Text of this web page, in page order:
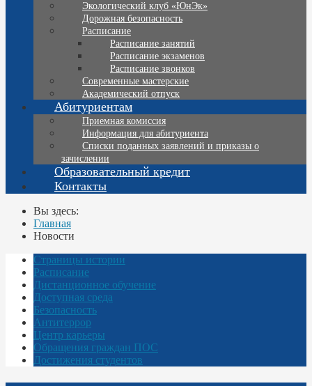
Экологический клуб «ЮнЭк»
Дорожная безопасность
Расписание
Расписание занятий
Расписание экзаменов
Расписание звонков
Современные мастерские
Академический отпуск
Абитуриентам
Приемная комиссия
Информация для абитуриента
Списки поданных заявлений и приказы о
зачислении
Образовательный кредит
Контакты
Вы здесь:
Главная
Новости
Страницы истории
Расписание
Дистанционное обучение
Доступная среда
Безопасность
Антитеррор
Центр карьеры
Обращения граждан ПОС
Достижения студентов